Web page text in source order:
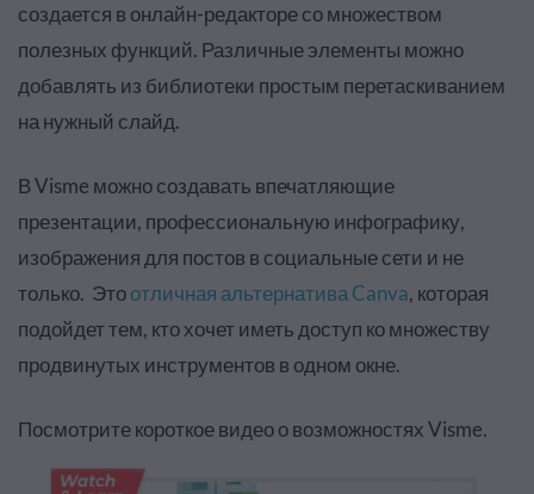
создается в онлайн-редакторе со множеством
полезных функций. Различные элементы можно
добавлять из библиотеки простым перетаскиванием
на нужный слайд.
В Visme можно создавать впечатляющие
презентации, профессиональную инфографику,
изображения для постов в социальные сети и не
только. Этоотличная альтернатива Canva, которая
подойдет тем, кто хочет иметь доступ ко множеству
продвинутых инструментов в одном окне.
Посмотрите короткое видео о возможностях Visme.